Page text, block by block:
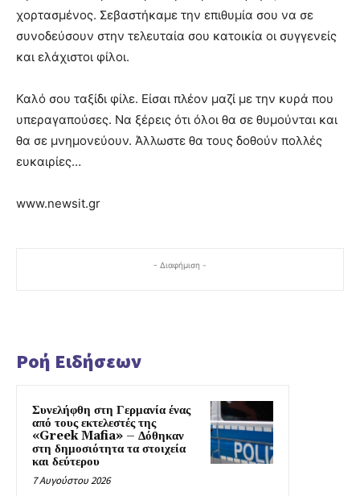
χορτασμένος. Σεβαστήκαμε την επιθυμία σου να σε
συνοδεύσουν στην τελευταία σου κατοικία οι συγγενείς
και ελάχιστοι φίλοι.
Καλό σου ταξίδι φίλε. Είσαι πλέον μαζί με την κυρά που
υπεραγαπούσες. Να ξέρεις ότι όλοι θα σε θυμούνται και
θα σε μνημονεύουν. Άλλωστε θα τους δοθούν πολλές
ευκαιρίες…
www.newsit.gr
- Διαφήμιση -
Ροή Ειδήσεων
Συνελήφθη στη Γερμανία ένας
από τους εκτελεστές της
«Greek Mafia» – Δόθηκαν
στη δημοσιότητα τα στοιχεία
και δεύτερου
7 Αυγούστου 2026